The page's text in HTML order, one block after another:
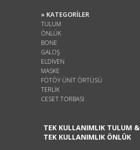
» KATEGORİLER
TULUM
ÖNLÜK
BONE
GALOŞ
ELDİVEN
MASKE
FÖTÖY ÜNİT ÖRTÜSÜ
TERLİK
CESET TORBASI
TEK KULLANIMLIK TULUM &
TEK KULLANIMLIK ÖNLÜK